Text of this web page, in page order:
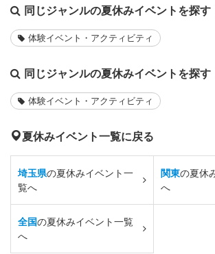
同じジャンルの夏休みイベントを探す
体験イベント・アクティビティ
同じジャンルの夏休みイベントを探す
体験イベント・アクティビティ
夏休みイベント一覧に戻る
埼玉県の夏休みイベント一
覧へ
関東の夏休
へ
全国の夏休みイベント一覧
へ